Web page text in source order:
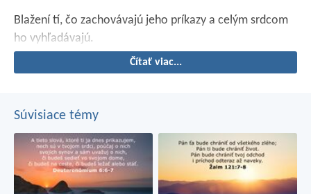
Blažení tí, čo zachovávajú jeho príkazy a celým srdcom
ho vyhľadávajú.
Čítať viac...
Súvisiace témy